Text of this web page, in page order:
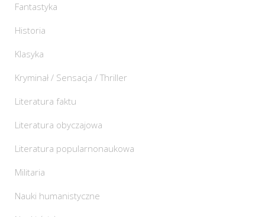
Fantastyka
Historia
Klasyka
Kryminał / Sensacja / Thriller
Literatura faktu
Literatura obyczajowa
Literatura popularnonaukowa
Militaria
Nauki humanistyczne